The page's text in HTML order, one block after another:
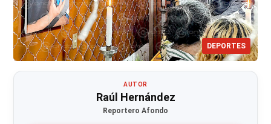
DEPORTES
AUTOR
Raúl Hernández
Reportero Afondo